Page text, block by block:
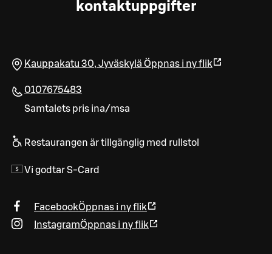
kontaktuppgifter
Kauppakatu 30, Jyväskylä Öppnas i ny flik
0107675483
Samtalets pris ina/msa
Restaurangen är tillgänglig med rullstol
Vi godtar S-Card
FacebookÖppnas i ny flik
InstagramÖppnas i ny flik